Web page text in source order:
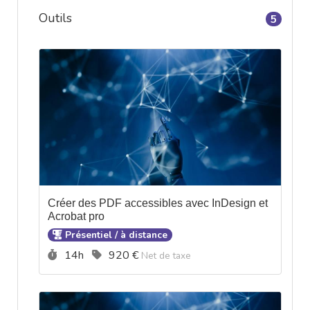
Outils 5
Créer des PDF accessibles avec InDesign et
Acrobat pro
Présentiel / à distance
Durée :
14h Prix :
920 € Net de taxe